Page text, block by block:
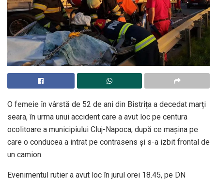
O femeie în vârstă de 52 de ani din Bistrița a decedat marți
seara, în urma unui accident care a avut loc pe centura
ocolitoare a municipiului Cluj-Napoca, după ce mașina pe
care o conducea a intrat pe contrasens și s-a izbit frontal de
un camion.
Evenimentul rutier a avut loc în jurul orei 18.45, pe DN